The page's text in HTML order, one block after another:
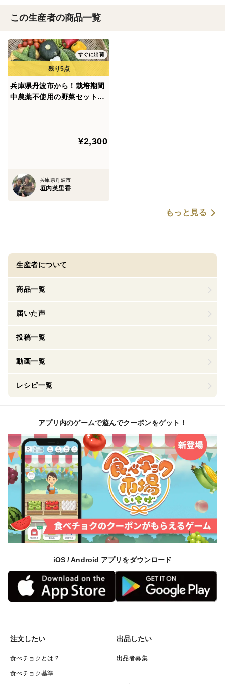
この生産者の商品一覧
すぐに出荷
兵庫県丹波市から！栽培期間
中農薬不使用の野菜セット
¥2,300
兵庫県丹波市
垣内英里香
もっと見る
生産者について
商品一覧
届いた声
投稿一覧
動画一覧
レシピ一覧
アプリ内のゲームで遊んでクーポンをゲット！
iOS / Android アプリをダウンロード
注文したい
食べチョクとは？
食べチョク基準
出品したい
出品者募集